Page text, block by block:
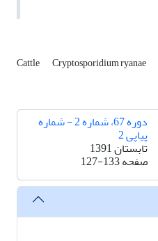
Cattle Cryptosporidium ryanae
دوره 67، شماره 2 - شماره
پیاپی 2
تابستان 1391
صفحه127-133